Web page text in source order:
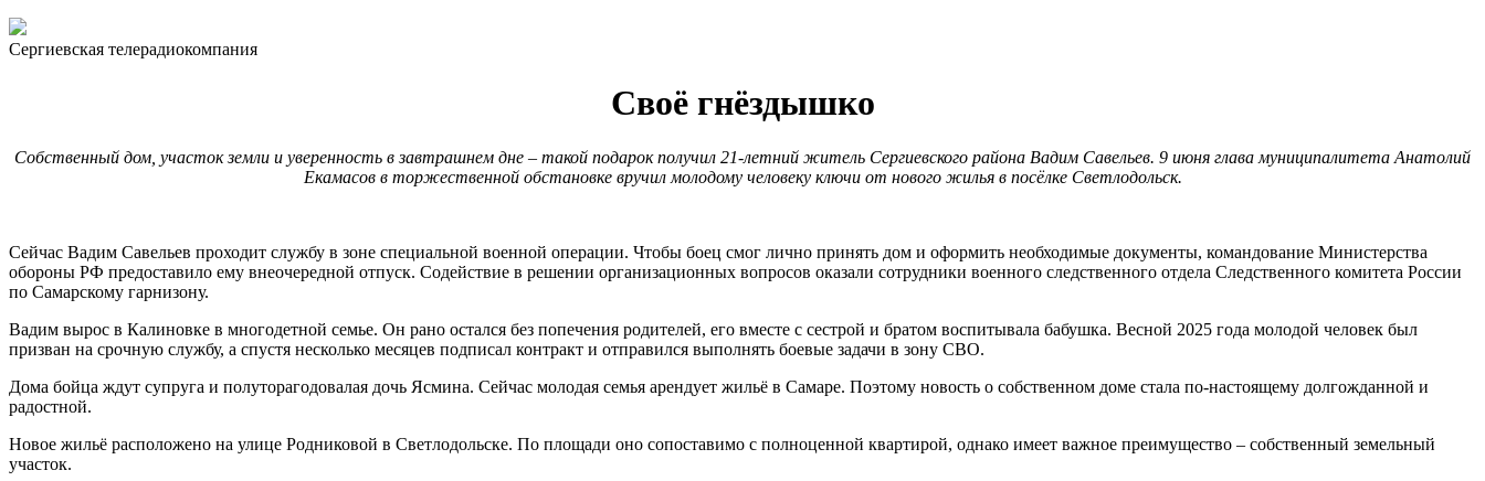
Сергиевская телерадиокомпания
Своё гнёздышко
Собственный дом, участок земли и уверенность в завтрашнем дне – такой подарок получил 21-летний житель Сергиевского района Вадим Савельев. 9 июня глава муниципалитета Анатолий
Екамасов в торжественной обстановке вручил молодому человеку ключи от нового жилья в посёлке Светлодольск.
Сейчас Вадим Савельев проходит службу в зоне специальной военной операции. Чтобы боец смог лично принять дом и оформить необходимые документы, командование Министерства
обороны РФ предоставило ему внеочередной отпуск. Содействие в решении организационных вопросов оказали сотрудники военного следственного отдела Следственного комитета России
по Самарскому гарнизону.
Вадим вырос в Калиновке в многодетной семье. Он рано остался без попечения родителей, его вместе с сестрой и братом воспитывала бабушка. Весной 2025 года молодой человек был
призван на срочную службу, а спустя несколько месяцев подписал контракт и отправился выполнять боевые задачи в зону СВО.
Дома бойца ждут супруга и полуторагодовалая дочь Ясмина. Сейчас молодая семья арендует жильё в Самаре. Поэтому новость о собственном доме стала по-настоящему долгожданной и
радостной.
Новое жильё расположено на улице Родниковой в Светлодольске. По площади оно сопоставимо с полноценной квартирой, однако имеет важное преимущество – собственный земельный
участок.